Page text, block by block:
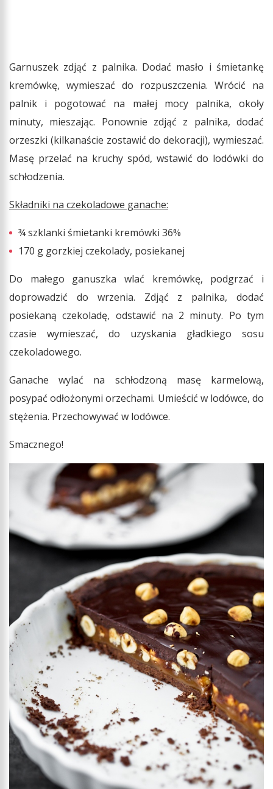
Garnuszek zdjąć z palnika. Dodać masło i śmietankę
kremówkę, wymieszać do rozpuszczenia. Wrócić na
palnik i pogotować na małej mocy palnika, okoły
minuty, mieszając. Ponownie zdjąć z palnika, dodać
orzeszki (kilkanaście zostawić do dekoracji), wymieszać.
Masę przelać na kruchy spód, wstawić do lodówki do
schłodzenia.
Składniki na czekoladowe ganache:
¾ szklanki śmietanki kremówki 36%
170 g gorzkiej czekolady, posiekanej
Do małego ganuszka wlać kremówkę, podgrzać i
doprowadzić do wrzenia. Zdjąć z palnika, dodać
posiekaną czekoladę, odstawić na 2 minuty. Po tym
czasie wymieszać, do uzyskania gładkiego sosu
czekoladowego.
Ganache wylać na schłodzoną masę karmelową,
posypać odłożonymi orzechami. Umieścić w lodówce, do
stężenia. Przechowywać w lodówce.
Smacznego!